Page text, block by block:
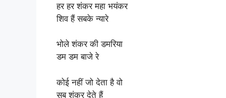
हर हर शंकर महा भयंकर
शिव हैं सबके न्यारे
भोले शंकर की डमरिया
डम डम बाजे रे
कोई नहीं जो देता है वो
सब शंकर देते हैं